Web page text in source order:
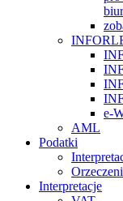
e-
AML
Podatki
Interpretacje